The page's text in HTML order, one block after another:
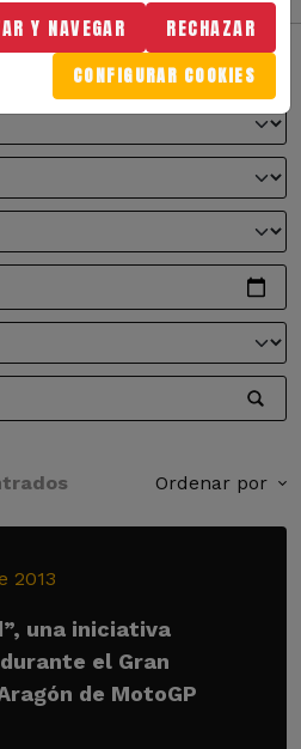
Ordenar por
2013
una iniciativa
el Gran
de MotoGP
Y NAVEGAR RECHAZAR
CONFIGURAR COOKIES